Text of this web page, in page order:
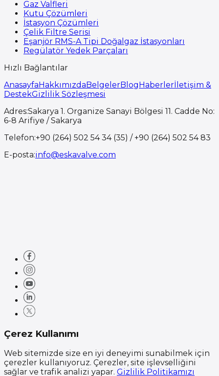
Gaz Valfleri
Kutu Çözümleri
İstasyon Çözümleri
Çelik Filtre Serisi
Eşanjör RMS-A Tipi Doğalgaz İstasyonları
Regülatör Yedek Parçaları
Hızlı Bağlantılar
Anasayfa Hakkımızda BelgelerBlog Haberlerİletişim &
DestekGizlilik Sözleşmesi
Adres:Sakarya 1. Organize Sanayi Bölgesi 11. Cadde No:
6-8 Arifiye / Sakarya
Telefon:+90 (264) 502 54 34 (35) / +90 (264) 502 54 83
E-posta:info@eskavalve.com
Çerez Kullanımı
Web sitemizde size en iyi deneyimi sunabilmek için
çerezler kullanıyoruz. Çerezler, site işlevselliğini
sağlar ve trafik analizi yapar. Gizlilik Politikamızı